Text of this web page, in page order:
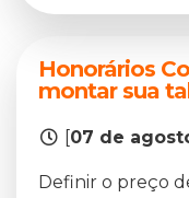
Honorários
montar sua
07 de
Definir o preço